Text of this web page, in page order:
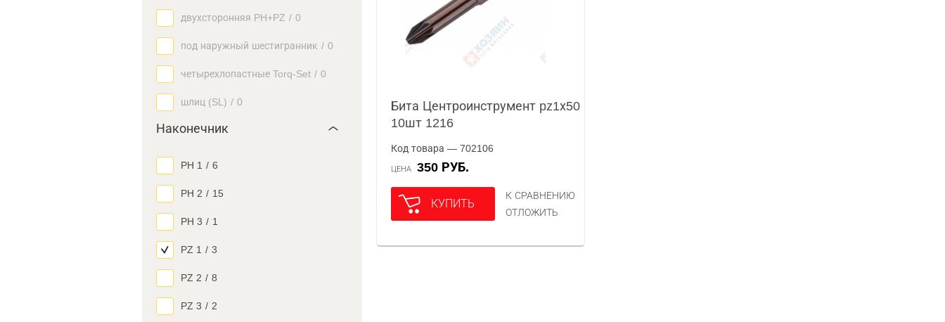
двухсторонняя PH+PZ / 0
под наружный шестигранник / 0
четырехлопастные Torq-Set / 0
шлиц (SL) / 0
Наконечник
PH 1 / 6
PH 2 / 15
PH 3 / 1
PZ 1 / 3
PZ 2 / 8
PZ 3 / 2
Бита Центроинструмент pz1х50
10шт 1216
Код товара — 702106
ЦЕНА 350 РУБ.
КУПИТЬ
К СРАВНЕНИЮ
ОТЛОЖИТЬ